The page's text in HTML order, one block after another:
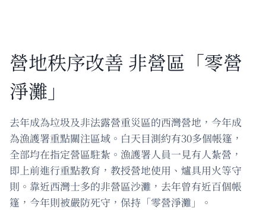
營地秩序改善 非營區「零營
淨灘」
去年成為垃圾及非法露營重災區的西灣營地，今年成
為漁護署重點關注區域。白天目測約有30多個帳篷，
全部均在指定營區駐紮。漁護署人員一見有人紮營，
即上前進行重點教育，教授營地使用、爐具用火等守
則。靠近西灣士多的非營區沙灘，去年曾有近百個帳
篷，今年則被嚴防死守，保持「零營淨灘」。